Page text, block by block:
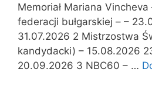
Memoriał Mariana
federacji bułgarskiej – –
31.07.2026 2 Mistrzostwa
kandydacki) – 15.08.2026
20.09.2026 3 NBC60 – …